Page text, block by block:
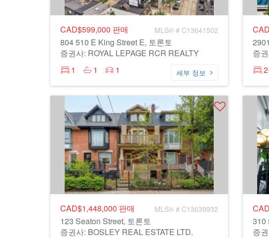
CAD$599,000 판매 MLS® # C13641502
804 510 E King Street E, 토론토
증권사: ROYAL LEPAGE RCR REALTY
1
1 1 세부 정보
증
CAD$1,448,000 판매 MLS® # C13639932
123 Seaton Street, 토론토
증권사: BOSLEY REAL ESTATE LTD.
310
증